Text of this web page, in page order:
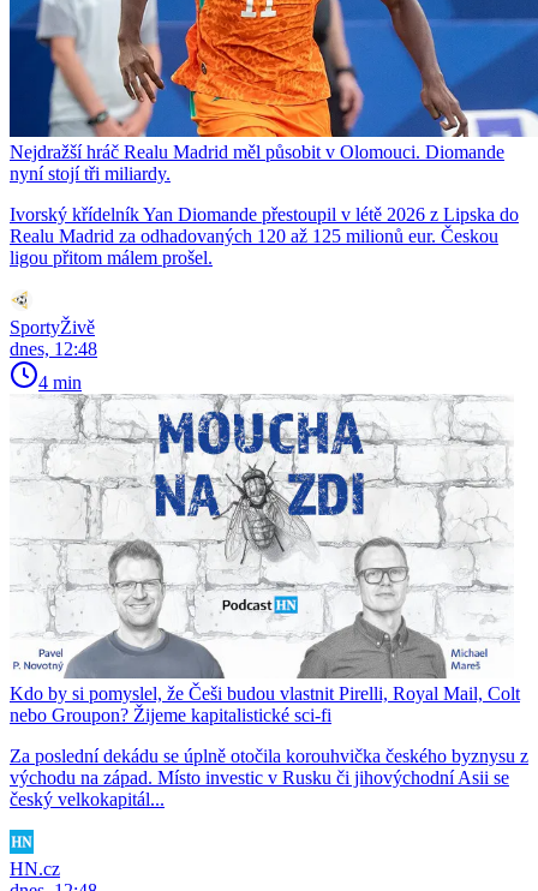
Nejdražší hráč Realu Madrid měl působit v Olomouci. Diomande
nyní stojí tři miliardy.
Ivorský křídelník Yan Diomande přestoupil v létě 2026 z Lipska do
Realu Madrid za odhadovaných 120 až 125 milionů eur. Českou
ligou přitom málem prošel.
SportyŽivě
dnes, 12:48
4 min
Kdo by si pomyslel, že Češi budou vlastnit Pirelli, Royal Mail, Colt
nebo Groupon? Žijeme kapitalistické sci-fi
Za poslední dekádu se úplně otočila korouhvička českého byznysu z
východu na západ. Místo investic v Rusku či jihovýchodní Asii se
český velkokapitál...
HN.cz